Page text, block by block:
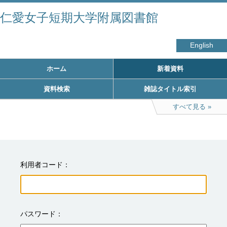
仁愛女子短期大学附属図書館
English
ホーム 新着資料
資料検索 雑誌タイトル索引
すべて見る
利用者コード
パスワード